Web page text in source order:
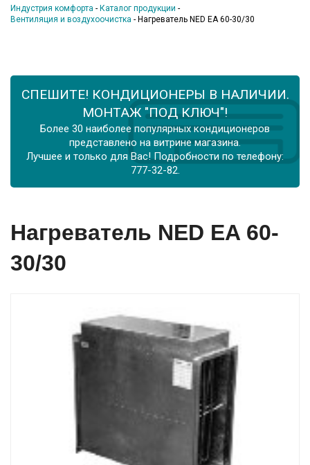
Индустрия комфорта - Каталог продукции -
Вентиляция и воздухоочистка - Нагреватель NED EA 60-30/30
СПЕШИТЕ! КОНДИЦИОНЕРЫ В НАЛИЧИИ.
МОНТАЖ "ПОД КЛЮЧ"!
Более 30 наиболее популярных кондиционеров
представлено на витрине магазина.
Лучшее и только для Вас! Подробности по телефону:
777-32-82.
Нагреватель NED EA 60-
30/30